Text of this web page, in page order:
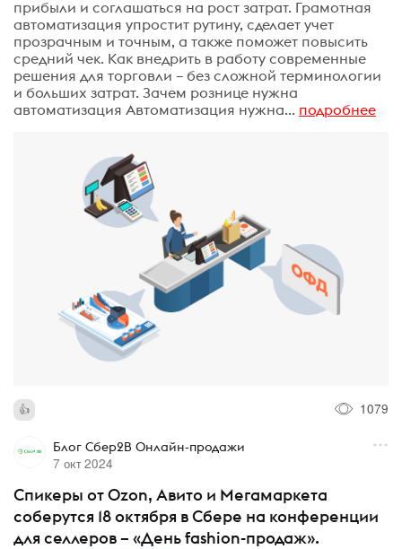
прибыли и соглашаться на рост затрат. Грамотная
автоматизация упростит рутину, сделает учет
прозрачным и точным, а также поможет повысить
средний чек. Как внедрить в работу современные
решения для торговли – без сложной терминологии
и больших затрат. Зачем рознице нужна
автоматизация Автоматизация нужна... подробнее
1079
Блог Сбер2B Онлайн-продажи
7 окт 2024
Спикеры от Ozon, Авито и Мегамаркета
соберутся 18 октября в Сбере на конференции
для селлеров – «День fashion-продаж».